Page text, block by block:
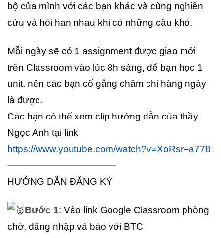
bộ của mình với các bạn khác và cùng nghiên
cứu và hỏi han nhau khi có những câu khó.
Mỗi ngày sẽ có 1 assignment được giao mới
trên Classroom vào lúc 8h sáng, để bạn học 1
unit, nên các bạn cố gắng chăm chỉ hàng ngày
là được.
Các bạn có thể xem clip hướng dẫn của thầy
Ngọc Anh tại link
https://www.youtube.com/watch?v=XoRsr–a778
———————————–
HƯỚNG DẪN ĐĂNG KÝ
Bước 1: Vào link Google Classroom phòng
chờ, đăng nhập và báo với BTC